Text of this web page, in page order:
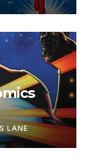
LANE